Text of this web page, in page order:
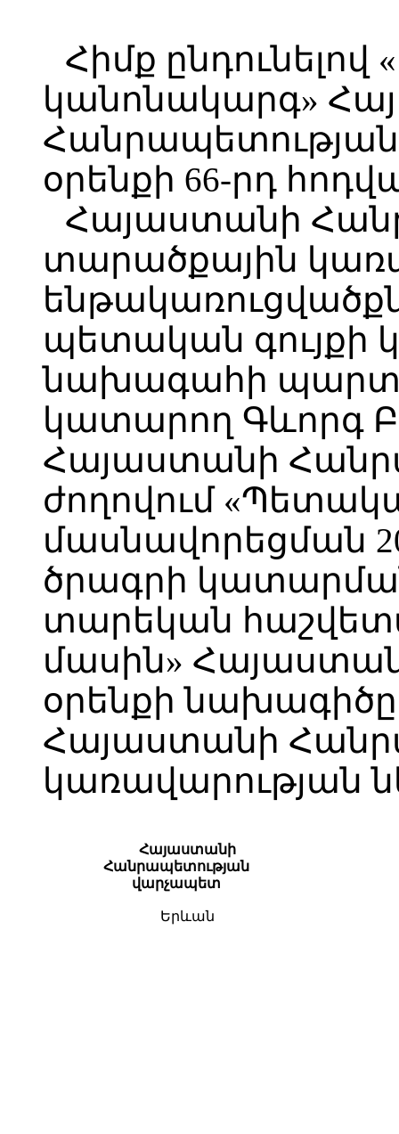
Հիմք ընդունելով
կանոնակարգ»
օրենքի 66-րդ
Հայաստանի
տարածքային
պետական գույքի
նախագահի
կատարող Գևորգ
Հայաստանի
ժողովում
մասնավորեցման
ծրագրի
տարեկան
մասին»
օրենքի նախագիծը
Հայաստանի
կառավարության
Հայաստանի
Հանրապետության
վարչապետ
Երևան